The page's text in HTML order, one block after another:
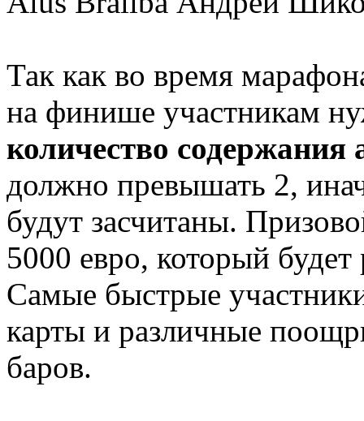
Так как во время
на финише участникам
количество содержания
должно превышать 2,
будут засчитаны.
5000 евро, который будет
Самые быстрые
карты и различные
баров.